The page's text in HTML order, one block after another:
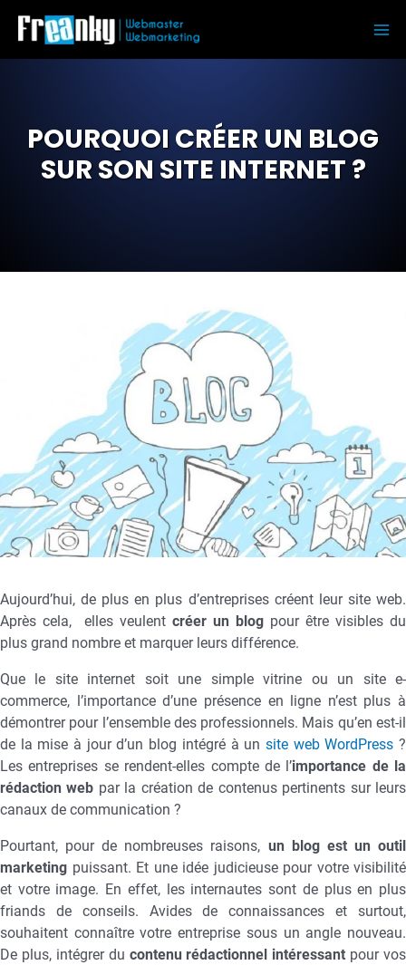
POURQUOI CRÉER UN BLOG
SUR SON SITE INTERNET ?
Aujourd’hui, de plus en plus d’entreprises créent leur site web.
Après cela, elles veulent créer un blog pour être visibles du
plus grand nombre et marquer leurs différence.
Que le site internet soit une simple vitrine ou un site e-
commerce, l’importance d’une présence en ligne n’est plus à
démontrer pour l’ensemble des professionnels. Mais qu’en est-il
de la mise à jour d’un blog intégré à un site web WordPress ?
Les entreprises se rendent-elles compte de l’importance de la
rédaction web par la création de contenus pertinents sur leurs
canaux de communication ?
Pourtant, pour de nombreuses raisons, un blog est un outil
marketing puissant. Et une idée judicieuse pour votre visibilité
et votre image. En effet, les internautes sont de plus en plus
friands de conseils. Avides de connaissances et surtout,
souhaitent connaître votre entreprise sous un angle nouveau.
De plus, intégrer du contenu rédactionnel intéressant pour vos